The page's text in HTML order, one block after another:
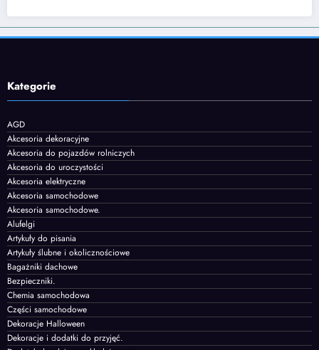
Kategorie
AGD
Akcesoria dekoracyjne
Akcesoria do pojazdów rolniczych
Akcesoria do uroczystości
Akcesoria elektryczne
Akcesoria samochodowe
Akcesoria samochodowe.
Alufelgi
Artykuły do pisania
Artykuły ślubne i okolicznościowe
Bagażniki dachowe
Bezpieczniki.
Chemia samochodowa
Części samochodowe
Dekoracje Halloween
Dekoracje i dodatki do przyjęć.